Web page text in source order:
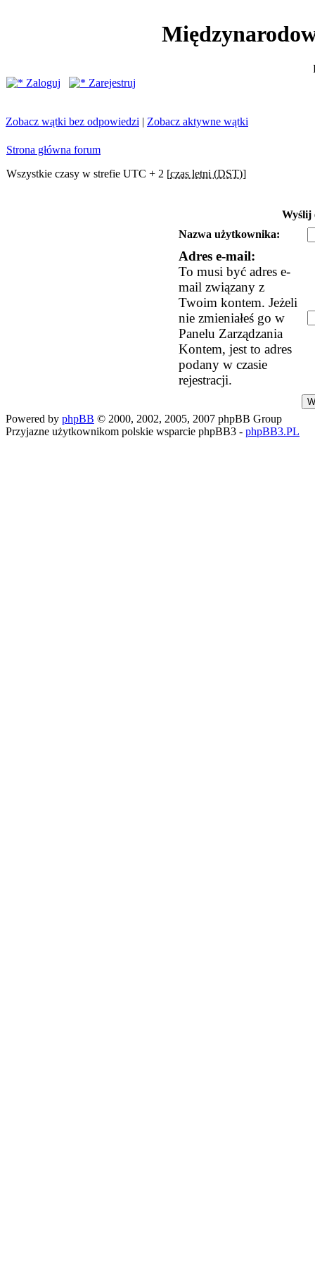
Zaloguj
Zarejestruj
Zobacz wątki bez odpowiedzi | Zobacz aktywne wątki
Strona główna forum
Wszystkie czasy w strefie UTC + 2 [czas letni (DST)]
Wyślij
Nazwa użytkownika:
Adres e-mail:
To musi być adres e-
mail związany z
Twoim kontem. Jeżeli
nie zmieniałeś go w
Panelu Zarządzania
Kontem, jest to adres
podany w czasie
rejestracji.
Powered by phpBB © 2000, 2002, 2005, 2007 phpBB Group
Przyjazne użytkownikom polskie wsparcie phpBB3 - phpBB3.PL